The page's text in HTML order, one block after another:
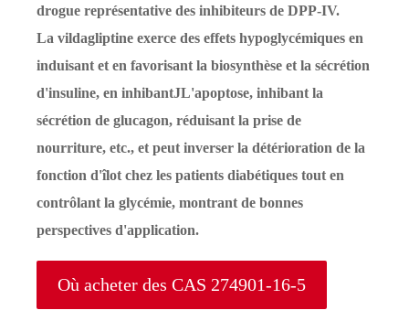
drogue représentative des inhibiteurs de DPP-IV.
La vildagliptine exerce des effets hypoglycémiques en
induisant et en favorisant la biosynthèse et la sécrétion
d'insuline, en inhibantJL'apoptose, inhibant la
sécrétion de glucagon, réduisant la prise de
nourriture, etc., et peut inverser la détérioration de la
fonction d'îlot chez les patients diabétiques tout en
contrôlant la glycémie, montrant de bonnes
perspectives d'application.
Où acheter des CAS 274901-16-5